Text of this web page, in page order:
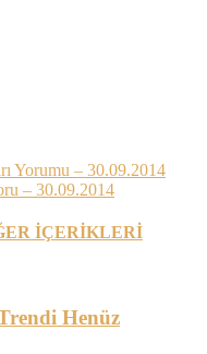
Yorumu – 30.09.2014
– 30.09.2014
İÇERİKLERİ
Henüz